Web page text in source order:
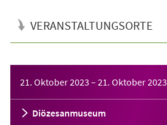
VERANSTALTUNGSORTE
21. Oktober 2023 – 21. Oktober 2023
Diözesanmuseum